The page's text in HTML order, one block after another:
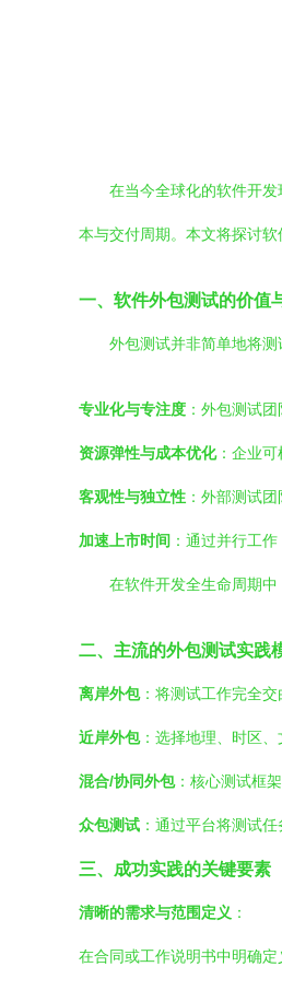
在当今全球化的软件开
本与交付周期。本文将探讨
一、软件外包测试的价值
外包测试并非简单地将测
专业化与专注度 ：外包测试
资源弹性与成本优化：企业可
客观性与独立性 ：外部测试
加速上市时间 ：通过并行工
在软件开发全生命周期
二、主流的外包测试实践
离岸外包：将测试工作完全
近岸外包：选择地理、时区
混合/协同外包：核心测试框
众包测试 ：通过平台将测试
三、成功实践的关键要素
清晰的需求与范围定义 ：
在合同或工作说明书中明确